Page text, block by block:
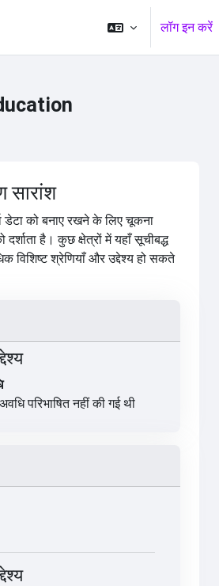
लॉग इन करें
सारांश
डेटा को बनाए रखने के लिए चूकना
दर्शाता है। कुछ क्षेत्रों में यहाँ सूचीबद्ध
विशिष्ट श्रेणियाँ और उद्देश्य हो सकते
परिभाषित नहीं की गई थी